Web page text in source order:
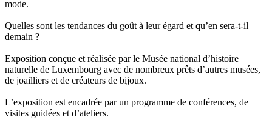
mode.
Quelles sont les tendances du goût à leur égard et qu’en sera-t-il
demain ?
Exposition conçue et réalisée par le Musée national d’histoire
naturelle de Luxembourg avec de nombreux prêts d’autres musées,
de joailliers et de créateurs de bijoux.
L’exposition est encadrée par un programme de conférences, de
visites guidées et d’ateliers.